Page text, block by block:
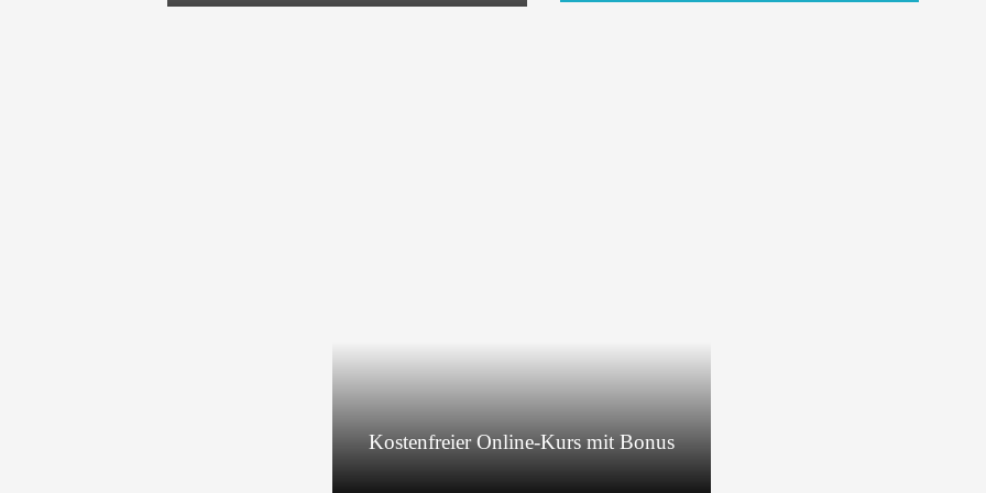
Kostenfreier Online-Kurs mit Bonus